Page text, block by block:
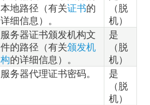
本地路径（有关证书的
详细信息）。
（脱
机）
服务器证书颁发机构文
件的路径（有关颁发机
构的详细信息）。
是
（脱
机）
服务器代理证书密码。
是
（脱
机）